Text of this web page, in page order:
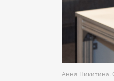
Анна Никитина.